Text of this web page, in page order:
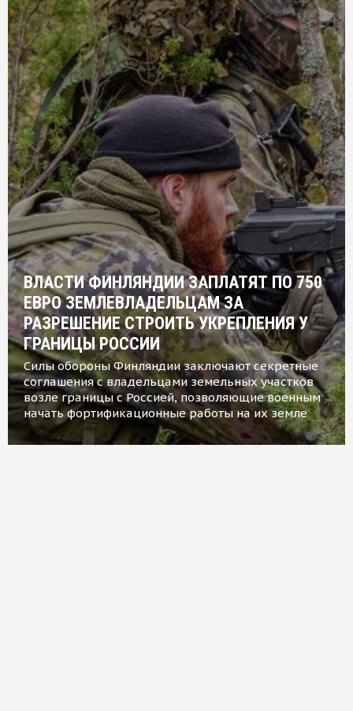
ВЛАСТИ ФИНЛЯНДИИ ЗАПЛАТЯТ ПО 750
ЕВРО ЗЕМЛЕВЛАДЕЛЬЦАМ ЗА
РАЗРЕШЕНИЕ СТРОИТЬ УКРЕПЛЕНИЯ У
ГРАНИЦЫ РОССИИ
Силы обороны Финляндии заключают секретные
соглашения с владельцами земельных участков
возле границы с Россией, позволяющие военным
начать фортификационные работы на их земле